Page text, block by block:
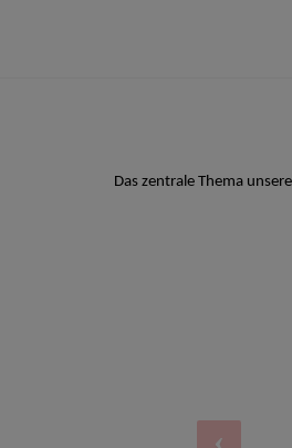
Das zentrale Thema